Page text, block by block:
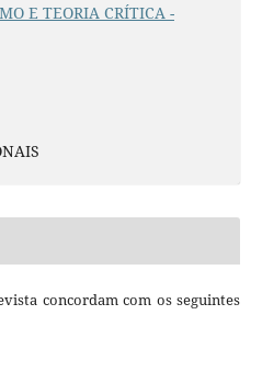
E TEORIA CRÍTICA -
concordam com os seguintes